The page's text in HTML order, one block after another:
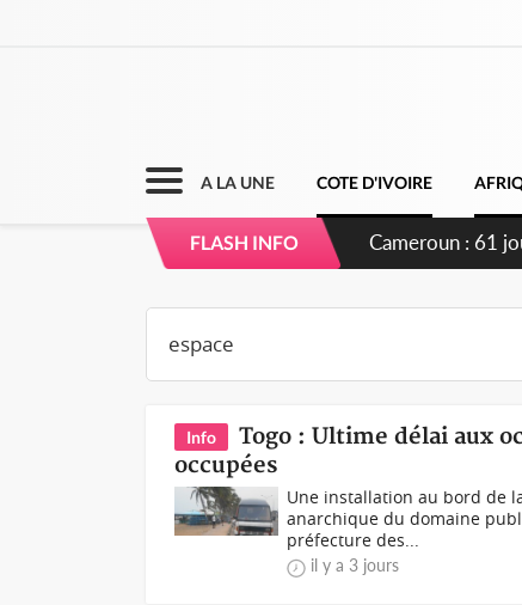
A LA UNE COTE D'IVOIRE
FLASH INFO Côte d'Ivoire :
Info
Togo : Ultime délai aux
occupées
Une installation au bord de
anarchique du domaine
préfecture des...
il y a 3 jours